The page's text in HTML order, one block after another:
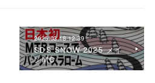
2025.03.18 12:39
SDS SNOW 2025 メイ
ンMC